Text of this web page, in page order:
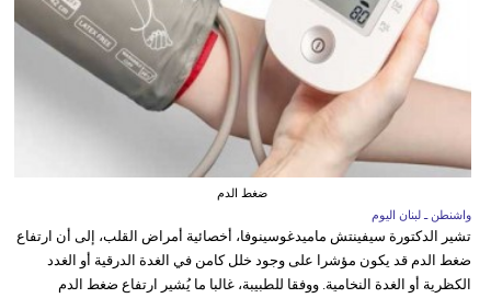
ضغط الدم
واشنطن ـ لبنان اليوم
تشير الدكتورة سيفينتش ماميدغوسينوفا، أخصائية أمراض القلب، إلى أن ارتفاع
ضغط الدم قد يكون مؤشرا على وجود خلل كامن في الغدة الدرقية أو الغدد
الكظرية أو الغدة النخامية. ووفقا للطبيبة، غالبا ما يُشير ارتفاع ضغط الدم